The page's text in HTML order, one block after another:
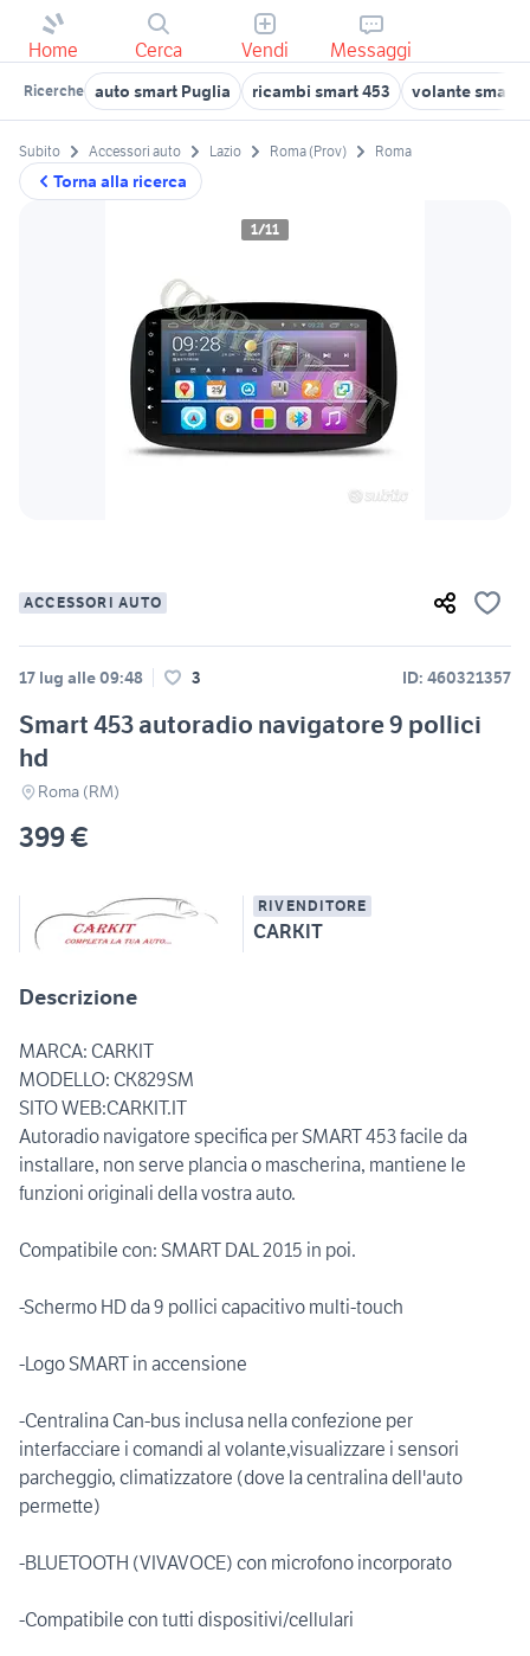
Home Cerca Vendi Messaggi
Ricerche auto smart Puglia ricambi smart 453 volante smart
Torna alla ricerca
Subito Accessori auto Lazio Roma (Prov) Roma
1/11
ACCESSORI AUTO
17 lug alle 09:48 3 ID: 460321357
Smart 453 autoradio navigatore 9 pollici
hd
Roma (RM)
399 €
RIVENDITORE
CARKIT
Descrizione
MARCA: CARKIT
MODELLO: CK829SM
SITO WEB:CARKIT.IT
Autoradio navigatore specifica per SMART 453 facile da
installare, non serve plancia o mascherina, mantiene le
funzioni originali della vostra auto.
Compatibile con: SMART DAL 2015 in poi.
-Schermo HD da 9 pollici capacitivo multi-touch
-Logo SMART in accensione
-Centralina Can-bus inclusa nella confezione per
interfacciare i comandi al volante,visualizzare i sensori
parcheggio, climatizzatore (dove la centralina dell'auto
permette)
-BLUETOOTH (VIVAVOCE) con microfono incorporato
-Compatibile con tutti dispositivi/cellulari